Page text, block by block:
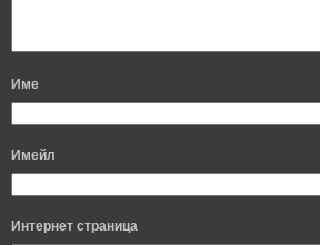
Име
Имейл
Интернет страница